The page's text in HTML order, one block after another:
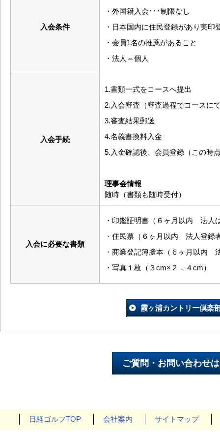
入会条件
・外国籍入会･･･制限なし
・日本国内に住民登録があり実印
・会員1名の推薦があること
・法人⇔個人
入会手続
1.書類一式をコースへ提出
2.入会審査（審査過程でコースに
3.審査結果郵送
4.名義書換料入金
5.入金確認後、会員登録（この時
理事会情報
随時（書類も随時受付）
入会に必要な書類
・印鑑証明書（６ヶ月以内 法人
・住民票（６ヶ月以内 法人登
・商業登記簿謄本（６ヶ月以内
・写真１枚（３cm×２．４cm）
霞ヶ浦カントリー倶楽
日経ゴルフTOP 会社案内 サイトマップ